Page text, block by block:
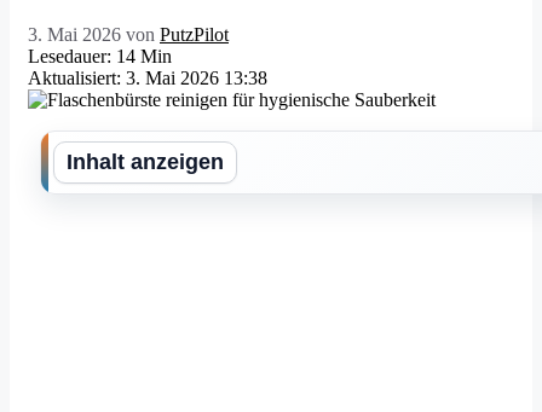
3. Mai 2026 von PutzPilot
Lesedauer: 14 Min
Aktualisiert: 3. Mai 2026 13:38
Inhalt anzeigen